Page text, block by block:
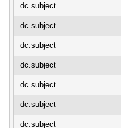
dc.subject
dc.subject
dc.subject
dc.subject
dc.subject
dc.subject
dc.subject